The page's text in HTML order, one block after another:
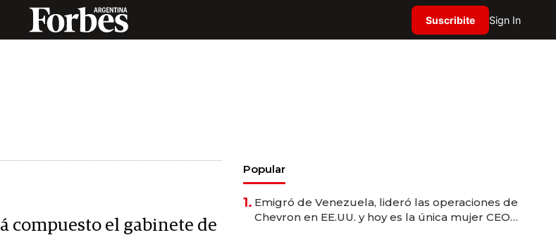
Suscribite Sign In
compuesto el gabinete de
Popular
1. Emigró de Venezuela, lideró las operaciones de
Chevron en EE.UU. y hoy es la única mujer CEO